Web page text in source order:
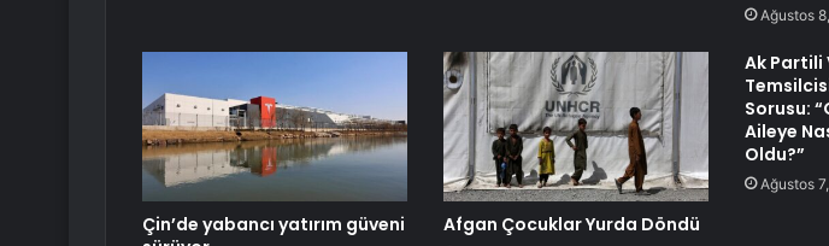
Ağustos
Çin’de yabancı yatırım güveni
Afgan Çocuklar Yurda Döndü
Ak Partili
Sorusu:
Aileye
Oldu?”
Ağustos